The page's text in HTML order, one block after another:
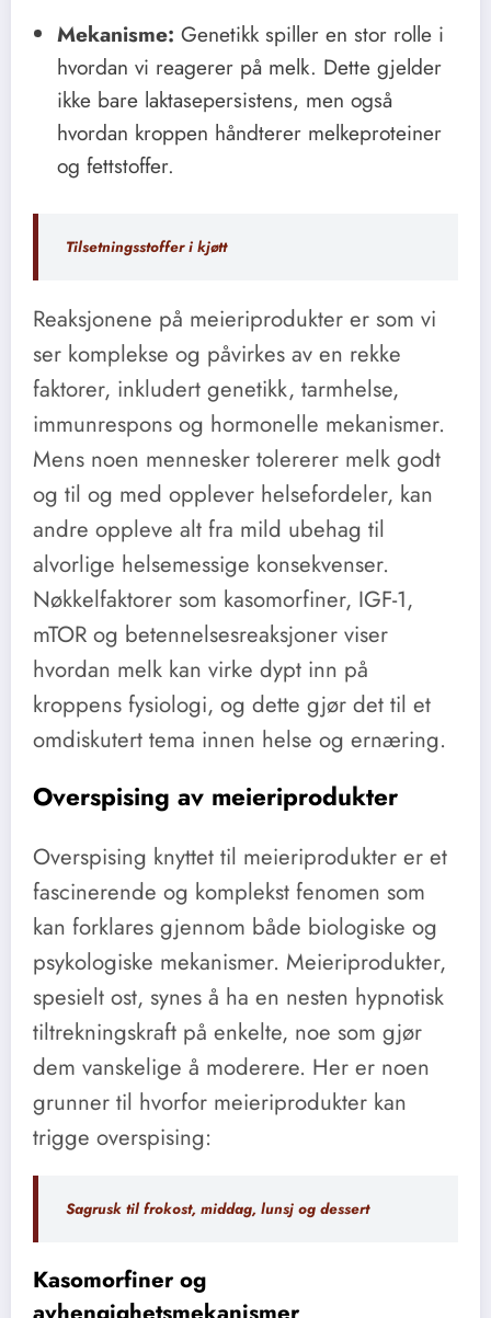
Mekanisme: Genetikk spiller en stor rolle i
hvordan vi reagerer på melk. Dette gjelder
ikke bare laktasepersistens, men også
hvordan kroppen håndterer melkeproteiner
og fettstoffer.
Tilsetningsstoffer i kjøtt
Reaksjonene på meieriprodukter er som vi
ser komplekse og påvirkes av en rekke
faktorer, inkludert genetikk, tarmhelse,
immunrespons og hormonelle mekanismer.
Mens noen mennesker tolererer melk godt
og til og med opplever helsefordeler, kan
andre oppleve alt fra mild ubehag til
alvorlige helsemessige konsekvenser.
Nøkkelfaktorer som kasomorfiner, IGF-1,
mTOR og betennelsesreaksjoner viser
hvordan melk kan virke dypt inn på
kroppens fysiologi, og dette gjør det til et
omdiskutert tema innen helse og ernæring.
Overspising av meieriprodukter
Overspising knyttet til meieriprodukter er et
fascinerende og komplekst fenomen som
kan forklares gjennom både biologiske og
psykologiske mekanismer. Meieriprodukter,
spesielt ost, synes å ha en nesten hypnotisk
tiltrekningskraft på enkelte, noe som gjør
dem vanskelige å moderere. Her er noen
grunner til hvorfor meieriprodukter kan
trigge overspising:
Sagrusk til frokost, middag, lunsj og dessert
Kasomorfiner og